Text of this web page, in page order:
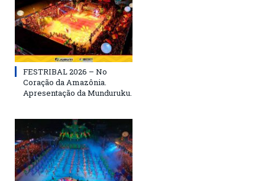
FESTRIBAL 2026 – No
Coração da Amazônia.
Apresentação da Munduruku.